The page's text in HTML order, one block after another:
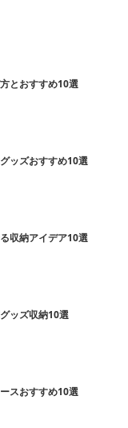
とおすすめ10選
ッズおすすめ10選
収納アイデア10選
ッズ収納10選
スおすすめ10選